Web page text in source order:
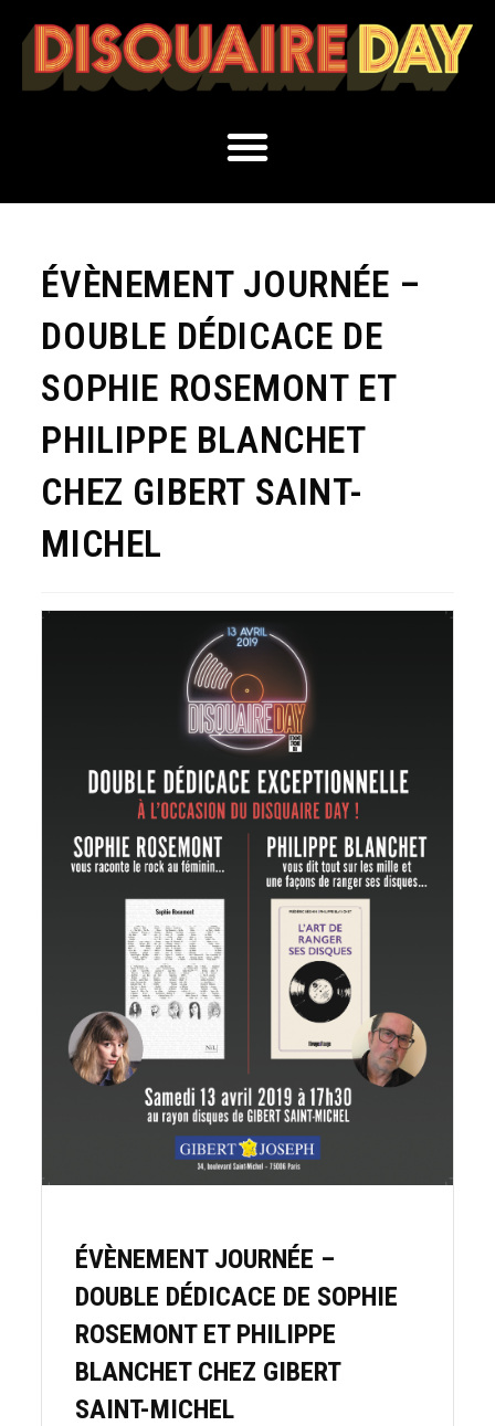
ÉVÈNEMENT JOURNÉE –
DOUBLE DÉDICACE DE
SOPHIE ROSEMONT ET
PHILIPPE BLANCHET
CHEZ GIBERT SAINT-
MICHEL
ÉVÈNEMENT JOURNÉE –
DOUBLE DÉDICACE DE SOPHIE
ROSEMONT ET PHILIPPE
BLANCHET CHEZ GIBERT
SAINT-MICHEL